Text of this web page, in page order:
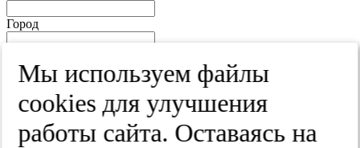
Город
Улица
Мы используем файлы
cооkies для улучшения
работы сайта. Оставаясь на